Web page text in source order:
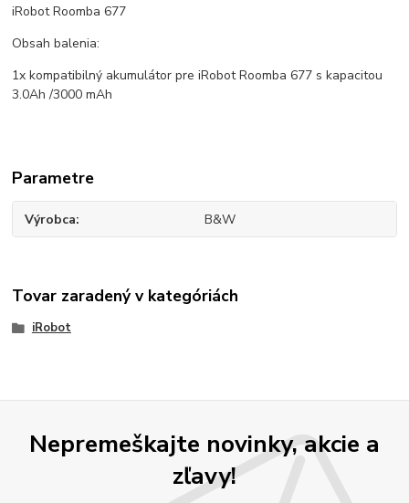
iRobot Roomba 677
Obsah balenia:
1x kompatibilný akumulátor pre iRobot Roomba 677 s kapacitou
3.0Ah /3000 mAh
Parametre
Výrobca B&W
Tovar zaradený v kategóriách
iRobot
Nepremeškajte novinky, akcie a
zľavy!